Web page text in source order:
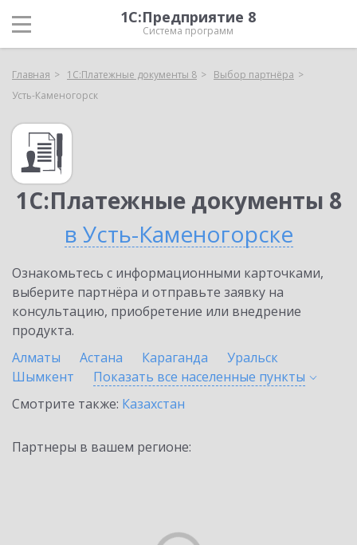
1С:Предприятие 8
Система программ
Главная 1С:Платежные документы 8
Выбор партнёра
Усть-Каменогорск
1С:Платежные документы 8
в Усть-Каменогорске
Ознакомьтесь с информационными карточками,
выберите партнёра и отправьте заявку на
консультацию, приобретение или внедрение
продукта.
Алматы
Астана Караганда
Уральск
Шымкент
Показать все населенные пункты
Смотрите также: Казахстан
Партнеры в вашем регионе: